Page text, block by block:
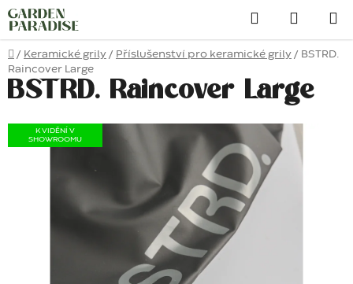
Přejít
na
obsah
Hledat
Domů
/ Keramické grily / Příslušenství pro keramické grily / BSTRD.
Raincover Large
BSTRD. Raincover Large
K VIDĚNÍ V
SHOWROOMU